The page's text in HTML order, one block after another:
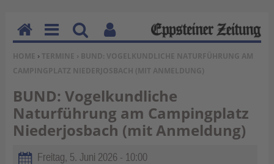
SIE BEFINDEN SICH HIER:
HOME › TERMINE › BUND: VOGELKUNDLICHE NATURFÜHRUNG AM
CAMPINGPLATZ NIEDERJOSBACH (MIT ANMELDUNG)
BUND: Vogelkundliche
Naturführung am Campingplatz
Niederjosbach (mit Anmeldung)
Freitag, 5. Juni 2026 - 10:00
H
o
m
e
M
en
u
Su
ch
en
Be
nu
tz
erf
un
kti
on
en